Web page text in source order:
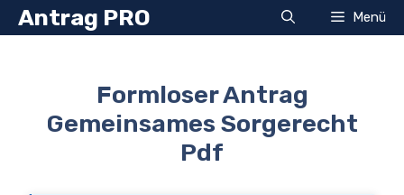
Zum
InhaltAntrag PRO Menü
Formloser Antrag
Gemeinsames Sorgerecht
Pdf